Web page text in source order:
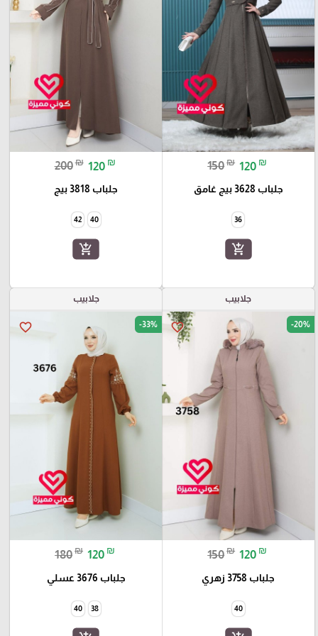
150₪ 120 ₪
جلباب 3628 بيج غامق
36
add_shopping_cart
200₪ 120 ₪
جلباب 3818 بيج
40
42
add_shopping_cart
جلابيب
favorite_border -20%
150₪ 120 ₪
جلباب 3758 زهري
40
جلابيب
favorite_border -33%
180₪ 120 ₪
جلباب 3676 عسلي
38
40